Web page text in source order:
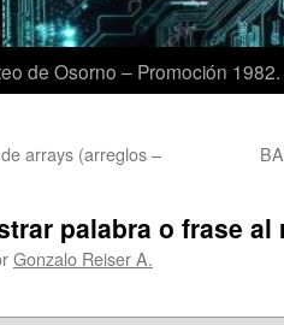
de Osorno – Promoción 1982.
arrays (arreglos –
palabra o frase al
Gonzalo Reiser A.